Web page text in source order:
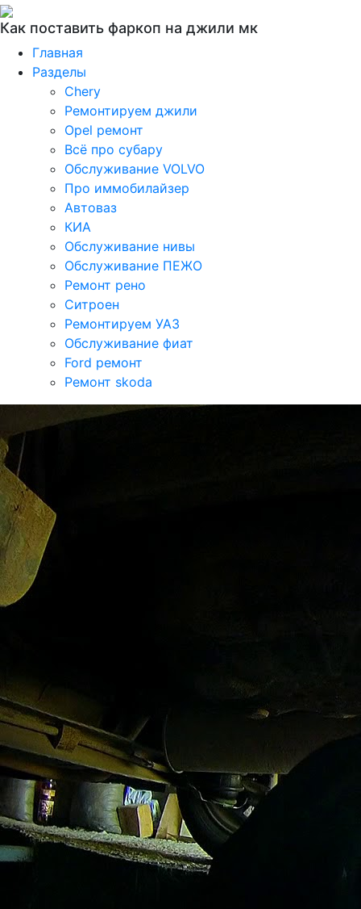
Как поставить фаркоп на джили мк
Главная
Разделы
Chery
Ремонтируем джили
Opel ремонт
Всё про субару
Обслуживание VOLVO
Про иммобилайзер
Автоваз
КИА
Обслуживание нивы
Обслуживание ПЕЖО
Ремонт рено
Ситроен
Ремонтируем УАЗ
Обслуживание фиат
Ford ремонт
Ремонт skoda